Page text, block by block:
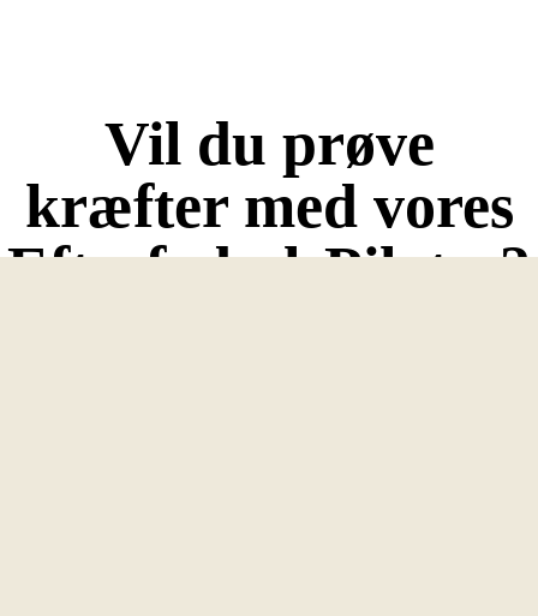
Vil du prøve
kræfter med vores
EfterfødselsPilates?